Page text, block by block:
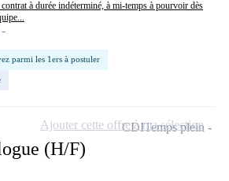
à durée indéterminé, à mi-temps à pourvoir dès
parmi les 1ers à postuler
(H/F)
CDITemps plein
Ajouter cette offre à ma sélection